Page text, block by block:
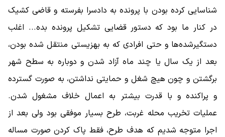
شناسایی کرده بودن با پرونده به دادسرا بفرسته و قاضی کشیک
در کنار ما بود که دستور قضایی تشکیل پرونده بده... اغلب
دستگیرشده‌ها و حتی افرادی که به بهزیستی منتقل شده بودن،
بعد از یک سال یا چند ماه آزاد شدن و دوباره به سطح شهر
برگشتن و چون هیچ شغل و حمایتی نداشتن، به صورت گسترده
و پراکنده و با قدرت بیشتر به اعمال خلاف مشغول شدن.
عملیات تخریب محله غربت، طرح بسیار موفقی بود ولی بعد از
اجرا متوجه شدیم که هدف طرح، فقط پاک کردن صورت مساله